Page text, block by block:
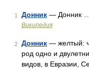
1 Донник — Донник …
Википедия
2 Донник — желтый:
род одно и
видов, в Евразии,